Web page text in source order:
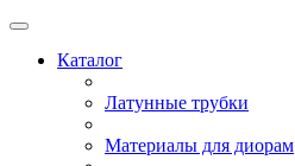
Каталог
Латунные трубки
Материалы для диорам